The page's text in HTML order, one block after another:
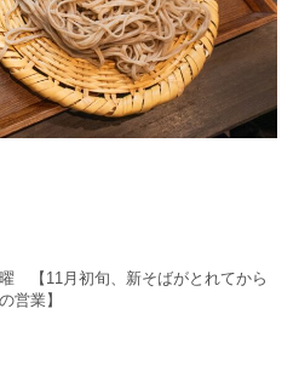
【11月初旬、新そばがとれてから
営業】